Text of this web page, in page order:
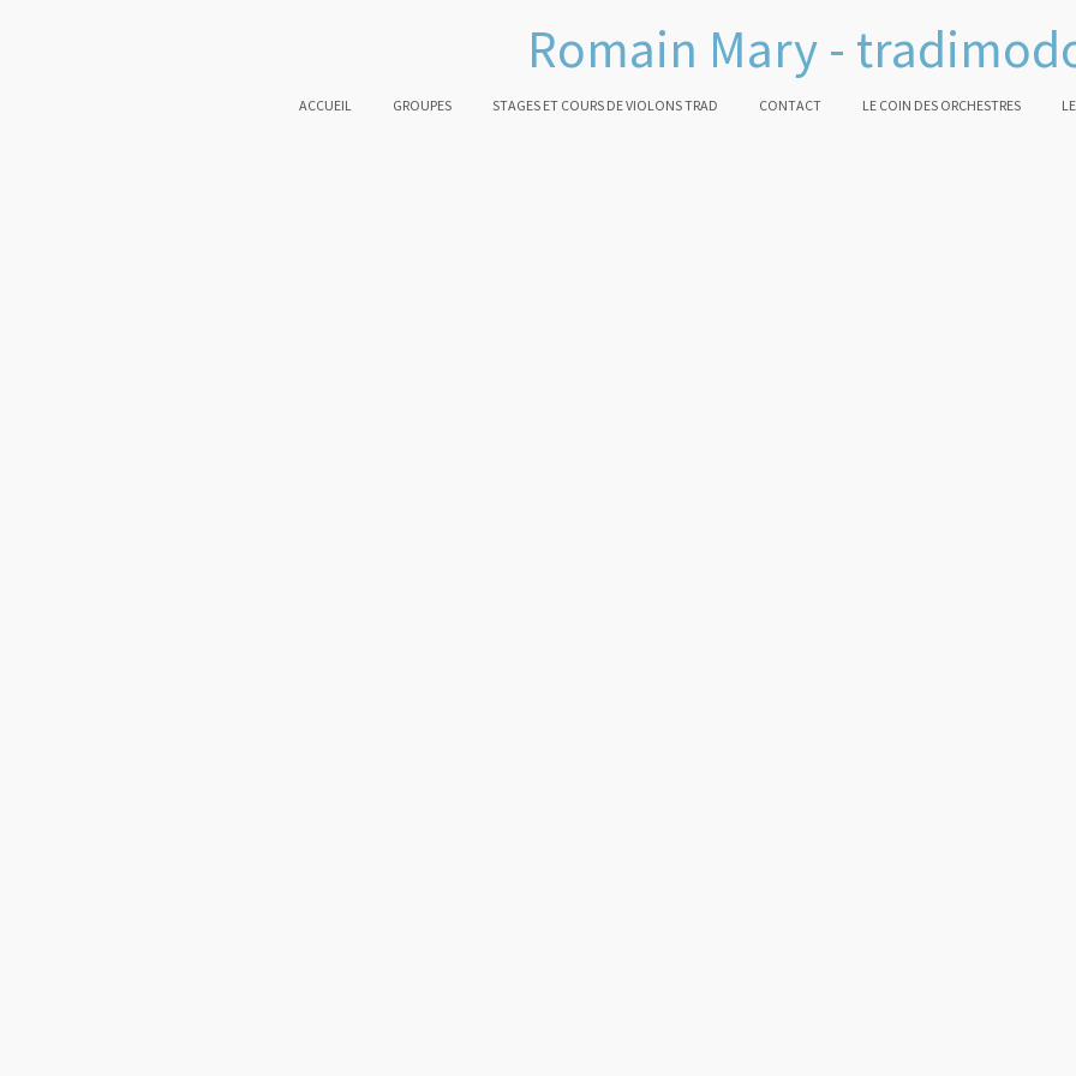
Romain Mary -
ACCUEIL GROUPES STAGES ET COURS DE VIOLONS TRAD CONTACT LE COIN DES ORCHESTRES